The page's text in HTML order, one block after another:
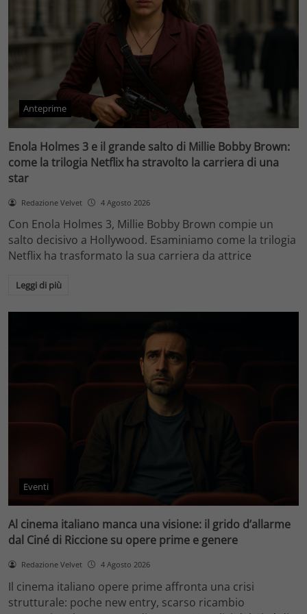
Anteprime
Enola Holmes 3 e il grande salto di Millie Bobby Brown:
come la trilogia Netflix ha stravolto la carriera di una
star
Redazione Velvet 4 Agosto 2026
Con Enola Holmes 3, Millie Bobby Brown compie un
salto decisivo a Hollywood. Esaminiamo come la trilogia
Netflix ha trasformato la sua carriera da attrice
Leggi di più
Eventi
Al cinema italiano manca una visione: il grido d’allarme
dal Ciné di Riccione su opere prime e genere
Redazione Velvet 4 Agosto 2026
Il cinema italiano opere prime affronta una crisi
strutturale: poche new entry, scarso ricambio